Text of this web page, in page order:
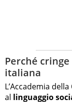
Perché
italiana
L’Accademia
al linguaggio